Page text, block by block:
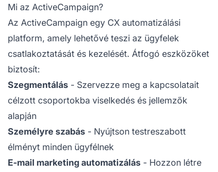
Mi az ActiveCampaign?
Az ActiveCampaign egy CX automatizálási
platform, amely lehetővé teszi az ügyfelek
csatlakoztatását és kezelését. Átfogó eszközöket
biztosít:
Szegmentálás - Szervezze meg a kapcsolatait
célzott csoportokba viselkedés és jellemzők
alapján
Személyre szabás - Nyújtson testreszabott
élményt minden ügyfélnek
E-mail marketing automatizálás - Hozzon létre